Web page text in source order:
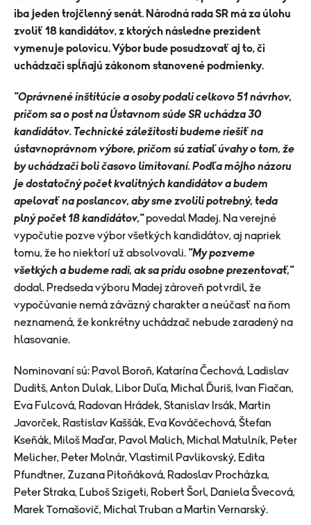
iba jeden trojčlenný senát. Národná rada SR má za úlohu
zvoliť 18 kandidátov, z ktorých následne prezident
vymenuje polovicu. Výbor bude posudzovať aj to, či
uchádzači spĺňajú zákonom stanovené podmienky.
"Oprávnené inštitúcie a osoby podali celkovo 51 návrhov,
pričom sa o post na Ústavnom súde SR uchádza 30
kandidátov. Technické záležitosti budeme riešiť na
ústavnoprávnom výbore, pričom sú zatiaľ úvahy o tom, že
by uchádzači boli časovo limitovaní. Podľa môjho názoru
je dostatočný počet kvalitných kandidátov a budem
apelovať na poslancov, aby sme zvolili potrebný, teda
plný počet 18 kandidátov,"povedal Madej. Na verejné
vypočutie pozve výbor všetkých kandidátov, aj napriek
tomu, že ho niektorí už absolvovali. "My pozveme
všetkých a budeme radi, ak sa prídu osobne prezentovať,"
dodal. Predseda výboru Madej zároveň potvrdil, že
vypočúvanie nemá záväzný charakter a neúčasť na ňom
neznamená, že konkrétny uchádzač nebude zaradený na
hlasovanie.
Nominovaní sú: Pavol Boroň, Katarína Čechová, Ladislav
Duditš, Anton Dulak, Libor Duľa, Michal Ďuriš, Ivan Fiačan,
Eva Fulcová, Radovan Hrádek, Stanislav Irsák, Martin
Javorček, Rastislav Kaššák, Eva Kováčechová, Štefan
Kseňák, Miloš Maďar, Pavol Malich, Michal Matulník, Peter
Melicher, Peter Molnár, Vlastimil Pavlikovský, Edita
Pfundtner, Zuzana Pitoňáková, Radoslav Procházka,
Peter Straka, Ľuboš Szigeti, Robert Šorl, Daniela Švecová,
Marek Tomašovič, Michal Truban a Martin Vernarský.